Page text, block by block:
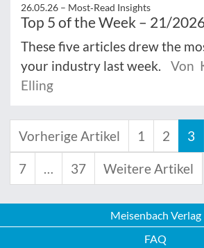
26.05.26 – Most‑Read Insights
Top 5 of the Week – 21/
These five articles drew the
your industry last week.
Von
Elling
Vorherige Artikel 1 2 3
7 … 37 Weitere Artikel
Meisenbach Verlag
FAQ